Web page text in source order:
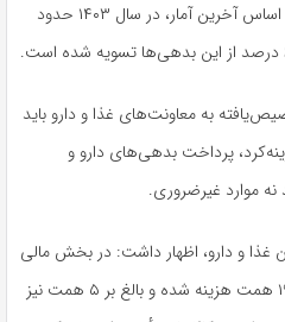
جدی سازمان غذا و دارو قرار دارد. بر اساس آخرین آمار، در سال ۱۴۰۳ حدود
به معاونت‌های غذا و دارو باید
پرداخت بدهی‌های دارو و
نه موارد غیرضروری.
غذا و دارو، اظهار داشت: در بخش مالی
و از مجموع اعتبارات، تاکنون حدود ۱۹ همت هزینه شده و بالغ بر ۵ همت نیز